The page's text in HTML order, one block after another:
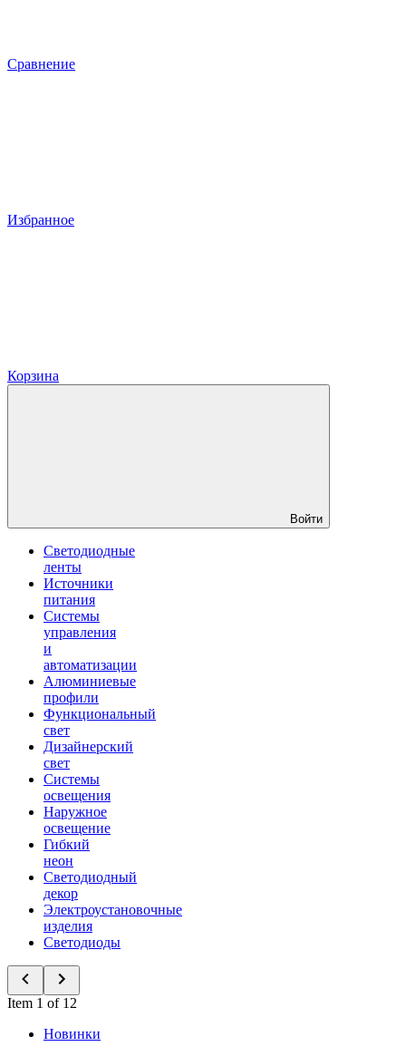
Сравнение
Избранное
Корзина
Войти
Светодиодные
ленты
Источники
питания
Системы
управления
и
автоматизации
Алюминиевые
профили
Функциональный
свет
Дизайнерский
свет
Системы
освещения
Наружное
освещение
Гибкий
неон
Светодиодный
декор
Электроустановочные
изделия
Светодиоды
Item 1 of 12
Новинки